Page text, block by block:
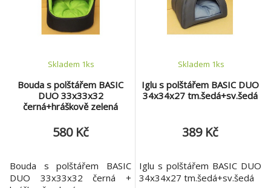
Bouda s polštářem BASIC
DUO 33x33x32
černá+hráškově zelená
Skladem 1ks
580 Kč
Bouda s polštářem BASIC
DUO 33x33x32 černá +
Iglu s polštářem BASIC DUO
34x34x27 tm.šedá+sv.šedá
Skladem 1ks
389 Kč
Iglu s polštářem BASIC DUO
34x34x27 tm.šedá+sv.šedá